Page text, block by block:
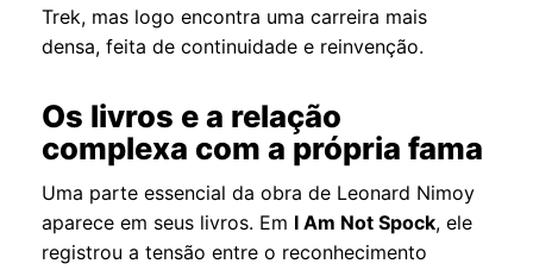
Trek, mas logo encontra uma carreira mais
densa, feita de continuidade e reinvenção.
Os livros e a relação
complexa com a própria fama
Uma parte essencial da obra de Leonard Nimoy
aparece em seus livros. Em I Am Not Spock, ele
registrou a tensão entre o reconhecimento